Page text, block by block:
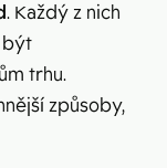
. Každý z nich
být
trhu.
způsoby,